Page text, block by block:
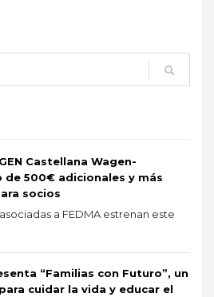
Castellana Wagen-
de 500€ adicionales y más
socios
a FEDMA estrenan este
“Familias con Futuro”, un
cuidar la vida y educar el